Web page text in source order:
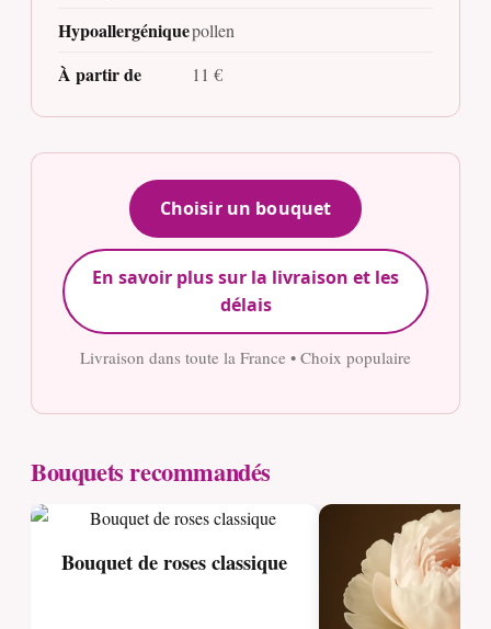
Hypoallergéniquepollen
À partir de 11 €
Choisir un bouquet
En savoir plus sur la livraison et les
délais
Livraison dans toute la France • Choix populaire
Bouquets recommandés
Bouquet de roses classique